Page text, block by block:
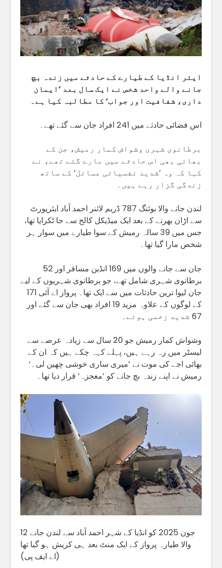
ایئر انڈیا کے طیارے کے حادثے میں زندہ بچ
جانے والے واحد شخص نے ایک سال بعد ’ایمان
داری، شفافیت اور جواب‘ کا مطالبہ کیا ہے۔
اس فضائی حادثے میں 241 افراد جان سے گئے تھے۔
برطانوی شہری وشواش کمار رمیش، جن کے
بھائی بھی اس حادثے میں مارے گئے تھے، نے
کہا کہ وہ ’شدید نفسیاتی مسائل‘ کے ساتھ
زندگی گزار رہے ہیں۔
لندن جانے والا بوئنگ 787 ڈریم لائنر احمد آباد ایئرپورٹ
سے اڑان بھرنے کے بعد ایک میڈیکل کالج سے جا ٹکرایا تھا،
جس میں 39 سالہ رمیش کے سوا طیارے میں سوار ہر
شخص مارا گیا تھا۔
جان سے جانے والوں میں 169 انڈین مسافر اور 52
برطانوی شہری شامل تھے، جو برطانوی شہریوں کے لیے
جان لیوا ترین حادثات میں سے ایک تھا۔ پرواز اے آئی 171
کے لوگوں کے علاوہ مزید 19 افراد بھی جان سے گئے اور
67 شدید زخمی ہوئے۔
وشواش کمار رمیش جو 20 سال سے زیادہ عرصے سے
لیسٹر میں رہ رہے ہیں، پہلے کہہ چکے ہیں کہ ان کے
بھائی اجے کی موت نے ’میری ساری خوشی چھین لی۔‘
رمیش نے اپنے زندہ بچ جانے کو ’معجزہ‘ قرار دیا تھا۔
12 جون 2025 کو انڈیا کے شہر احمد آباد سے لندن جانے
والا طیارہ پرواز کے ایک منٹ بعد ہی کریش ہو گیا تھا
(اے ایف پی)